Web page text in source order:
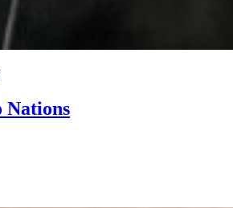
Nations